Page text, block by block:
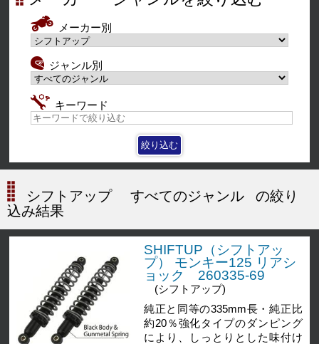
メーカー別
ジャンル別
キーワード
シフトアップ すべてのジャンル
の絞り
込み結果
SHIFTUP（シフトアッ
プ） モンキー125 リアシ
ョック 260335-69
(シフトアップ)
純正と同等の335mm長・純正比
約20％強化タイプのダンピング
により、しっとりとした味付け